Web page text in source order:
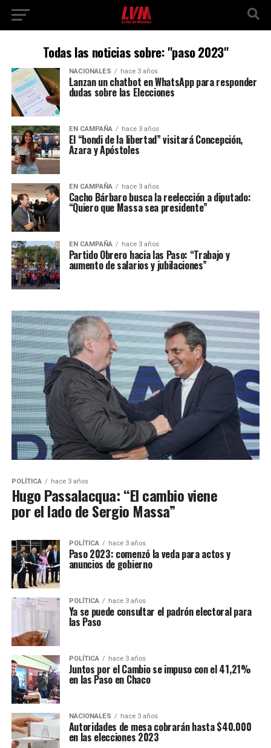
Todas las noticias sobre: "paso 2023"
NACIONALES hace 3 años
Lanzan un chatbot en WhatsApp para responder
dudas sobre las Elecciones
EN CAMPAÑA hace 3 años
El “bondi de la libertad” visitará Concepción,
Azara y Apóstoles
EN CAMPAÑA hace 3 años
Cacho Bárbaro busca la reelección a diputado:
“Quiero que Massa sea presidente”
EN CAMPAÑA hace 3 años
Partido Obrero hacia las Paso: “Trabajo y
aumento de salarios y jubilaciones”
POLÍTICA hace 3 años
Hugo Passalacqua: “El cambio viene
por el lado de Sergio Massa”
POLÍTICA hace 3 años
Paso 2023: comenzó la veda para actos y
anuncios de gobierno
POLÍTICA hace 3 años
Ya se puede consultar el padrón electoral para
las Paso
POLÍTICA hace 3 años
Juntos por el Cambio se impuso con el 41,21%
en las Paso en Chaco
NACIONALES hace 3 años
Autoridades de mesa cobrarán hasta $40.000
en las elecciones 2023